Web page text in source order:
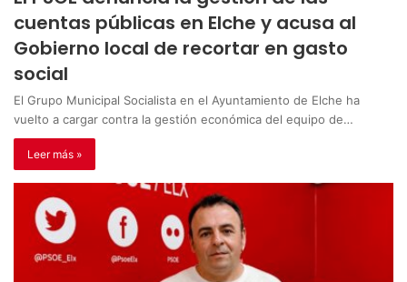
cuentas públicas en Elche y acusa al
Gobierno local de recortar en gasto
social
El Grupo Municipal Socialista en el Ayuntamiento de Elche ha
vuelto a cargar contra la gestión económica del equipo de…
Leer más »